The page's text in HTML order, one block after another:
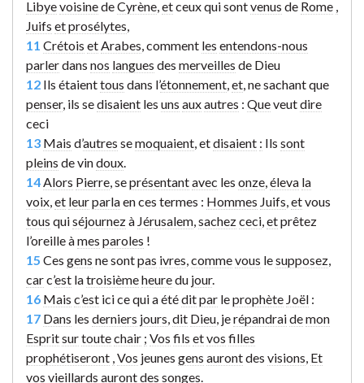
LibyevoisinedeCyrène etceux qui sontvenus de Rome
Juifs etprosélytes
11 Crétois et Arabes , comment les entendons-nous
parlerdans nos langues des merveilles de Dieu
12 Ils étaienttous dans l’étonnement et , ne sachant que
penser, ils sedisaient les uns auxautres : Queveutdire
ceci
13 Mais d’autres semoquaient , etdisaient : Ils sont
pleins de vindoux
14 Alors Pierre , seprésentantavec les onze éleva la
voix et leurparlaen ces termes : Hommes Juifs etvous
tous quiséjournezà Jérusalem sachezceci etprêtez
l’oreille àmes paroles !
15 Ces gens ne sontpas ivres commevous lesupposez
carc’est latroisièmeheuredu jour.
16 Mais c’est ici ce qui a étéditpar leprophète Joël :
17 Dans les derniers jours dit Dieu , jerépandraidemon
Espritsurtoutechair ; Vos fils etvos filles
prophétiseront Vos jeunes gens aurontdes visions Et
vos vieillards aurontdes songes